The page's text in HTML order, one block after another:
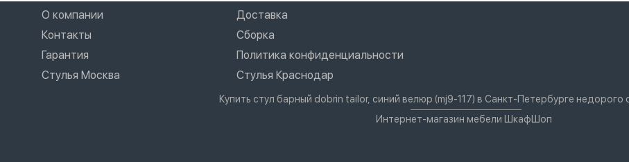
О компании
Доставка
Контакты
Сборка
Гарантия
Политика конфиденциальности
Стулья Москва
Стулья Краснодар
Купить стул барный dobrin tailor, синий велюр (mj9-117) в Санкт-Петербурге недорого
Интернет-магазин мебели ШкафШоп